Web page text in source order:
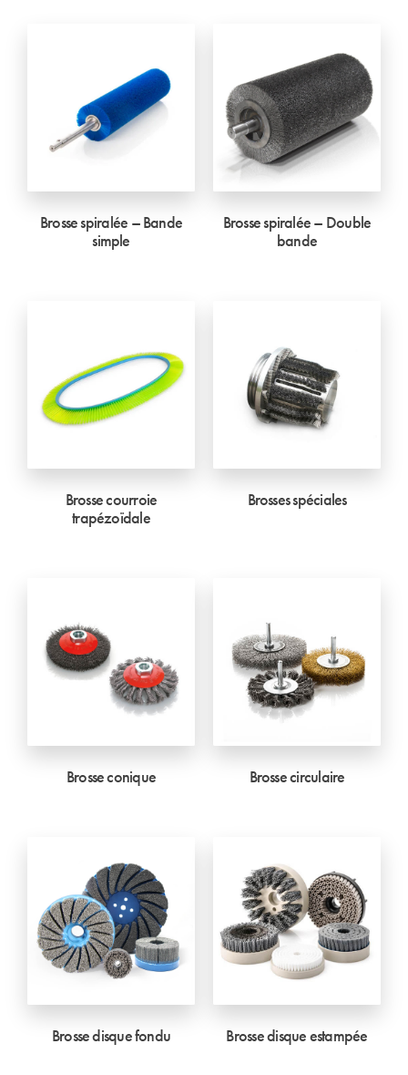
Brosse spiralée – Bande
simple
Brosse spiralée – Double
bande
Brosse courroie
trapézoïdale
Brosses spéciales
Brosse conique Brosse circulaire
Brosse disque fondu Brosse disque estampée